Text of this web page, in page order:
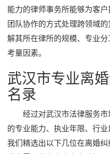
能力的律师事务所能够为客
团队协作的方式处理跨领域
解其所在律所的规模、专业
考量因素。
武汉市专业离
名录
经过对武汉市法律服务
的专业能力、执业年限、行业
我们精选出以下几位在离婚纠